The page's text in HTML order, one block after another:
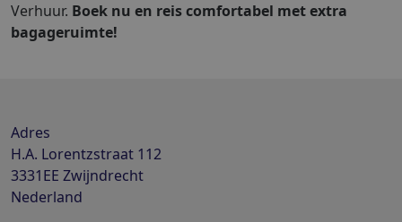
Verhuur. Boek nu en reis comfortabel met extra
bagageruimte!
Adres
H.A. Lorentzstraat 112
3331EE Zwijndrecht
Nederland